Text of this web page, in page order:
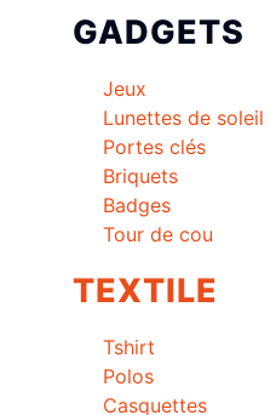
GADGETS
Jeux
Lunettes de soleil
Portes clés
Briquets
Badges
Tour de cou
TEXTILE
Tshirt
Polos
Casquettes